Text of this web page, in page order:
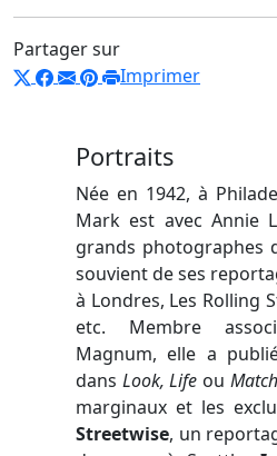
Partager sur
Imprimer
Portraits
Née en 1942, à
Mark est avec Annie
grands photographes
souvient de ses
à Londres, Les Rolling
etc. Membre
Magnum, elle a
dans Look, Life ou Match
marginaux et les
Streetwise, un